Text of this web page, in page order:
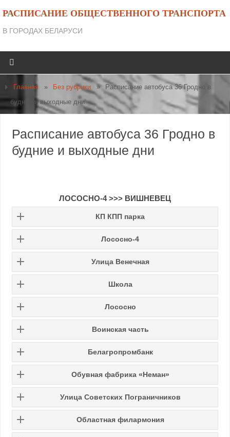
РАСПИСАНИЕ ОБЩЕСТВЕННОГО ТРАНСПОРТА
В ГОРОДАХ БЕЛАРУСИ
Главная » Без рубрики » Расписание автобуса 36 Гродно в
будние и выходные дни
Расписание автобуса 36 Гродно в
будние и выходные дни
ЛОСОСНО-4 >>> ВИШНЕВЕЦ
КП КПП парка
Лососно-4
Улица Венечная
Школа
Лососно
Воинская часть
Белагропромбанк
Обувная фабрика «Неман»
Улица Советских Пограничников
Областная филармония